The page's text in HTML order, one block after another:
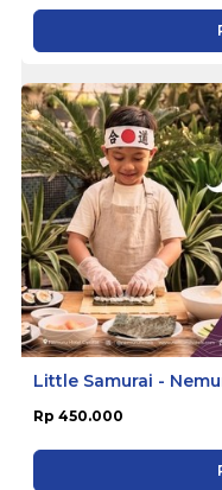
Little Samurai -
Rp 450.000